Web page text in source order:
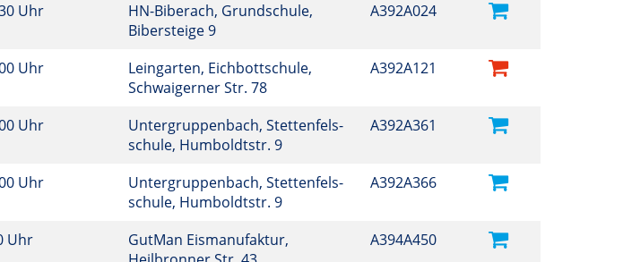
Uhr
HN-Biberach, Grundschule,
Bibersteige 9
A392A024
Uhr
Leingarten, Eichbottschule,
Schwaigerner Str. 78
A392A121
Uhr
Untergruppenbach, Stettenfels-
schule, Humboldtstr. 9
A392A361
Uhr
Untergruppenbach, Stettenfels-
schule, Humboldtstr. 9
A392A366
Uhr
GutMan Eismanufaktur,
A394A450